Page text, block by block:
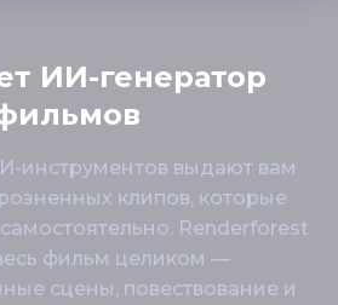
ИИ-генератор
инструментов выдают вам
клипов, которые
Renderforest
фильм целиком —
сцены, повествование и